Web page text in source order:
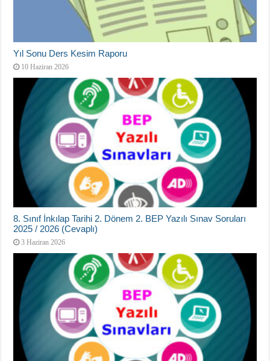
Yıl Sonu Ders Kesim Raporu
10 Haziran 2026
8. Sınıf İnkılap Tarihi 2. Dönem 2. BEP Yazılı Sınav Soruları
2025 / 2026 (Cevaplı)
3 Haziran 2026